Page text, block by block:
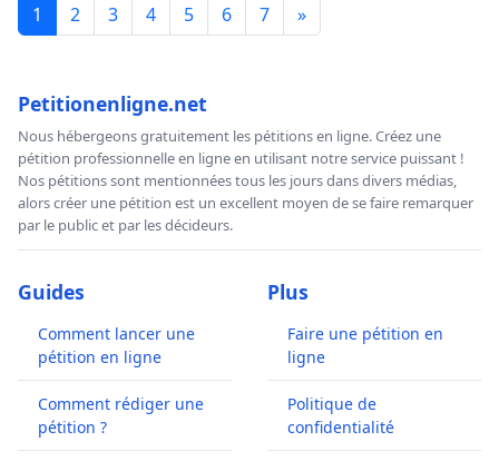
1 2 3 4 5 6 7 »
Petitionenligne.net
Nous hébergeons gratuitement les pétitions en ligne. Créez une
pétition professionnelle en ligne en utilisant notre service puissant !
Nos pétitions sont mentionnées tous les jours dans divers médias,
alors créer une pétition est un excellent moyen de se faire remarquer
par le public et par les décideurs.
Guides
Comment lancer une
pétition en ligne
Comment rédiger une
pétition ?
Plus
Faire une pétition en
ligne
Politique de
confidentialité